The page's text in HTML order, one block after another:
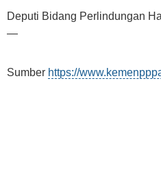
Deputi Bidang Perlindungan
—
Sumber https://